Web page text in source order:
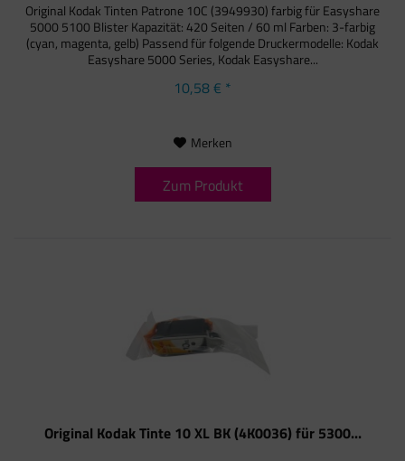
Original Kodak Tinten Patrone 10C (3949930) farbig für Easyshare
5000 5100 Blister Kapazität: 420 Seiten / 60 ml Farben: 3-farbig
(cyan, magenta, gelb) Passend für folgende Druckermodelle: Kodak
Easyshare 5000 Series, Kodak Easyshare...
10,58 € *
Merken
Zum Produkt
Original Kodak Tinte 10 XL BK (4K0036) für 5300...